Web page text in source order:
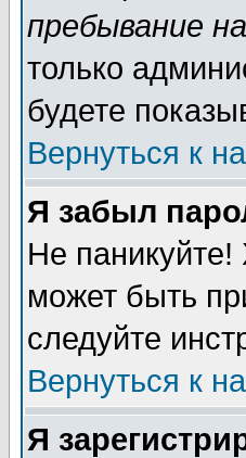
пребывание
только
будете
Вернуться к
Я забыл
Не
может быть
следуйте
Вернуться к
Я